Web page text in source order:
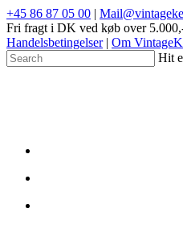
+45 86 87 05 00 |
Fri fragt i DK ved køb over
Handelsbetingelser| Om
Hit